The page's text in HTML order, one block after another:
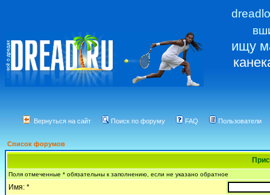
ищу
Вернуться на сайт Поиск по форуму FAQ Пользователи
Список форумов
Поля отмеченные * обязательны к заполнению, если не указано обратное
Имя: *